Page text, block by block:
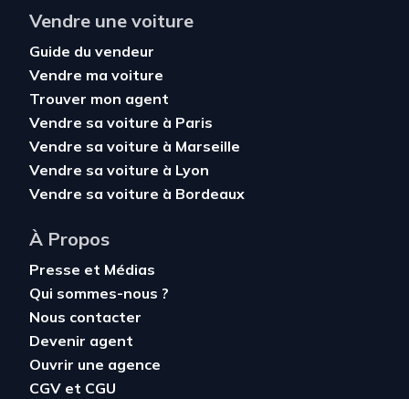
Vendre une voiture
Guide du vendeur
Vendre ma voiture
Trouver mon agent
Vendre sa voiture à Paris
Vendre sa voiture à Marseille
Vendre sa voiture à Lyon
Vendre sa voiture à Bordeaux
À Propos
Presse et Médias
Qui sommes-nous ?
Nous contacter
Devenir agent
Ouvrir une agence
CGV et CGU